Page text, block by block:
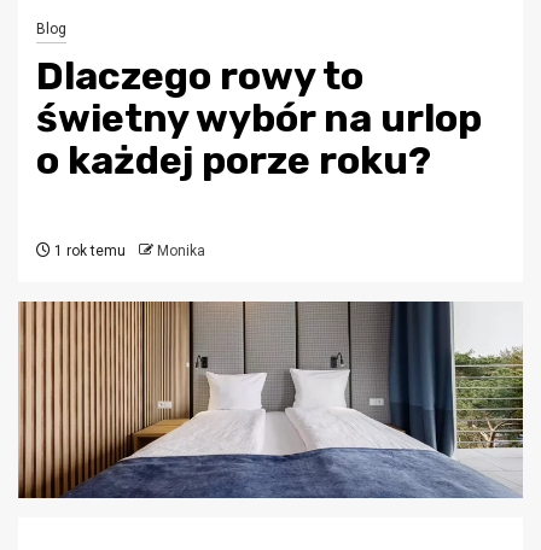
Blog
Dlaczego rowy to
świetny wybór na urlop
o każdej porze roku?
1 rok temu Monika